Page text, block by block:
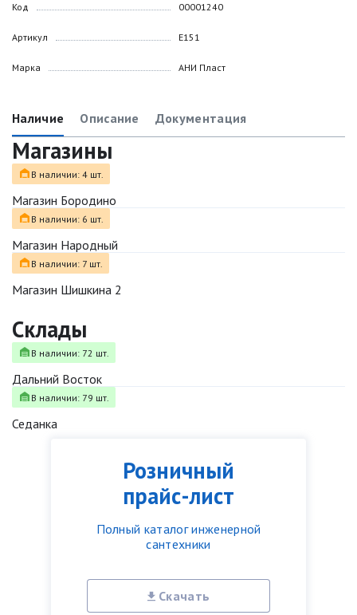
Розничный
прайс-лист
Полный каталог инженерной
сантехники
Скачать
Код
Артикул
Марка
00001240
E151
АНИ Пласт
Наличие Описание Документация
Магазины
В наличии: 4 шт.
Магазин Бородино
В наличии: 6 шт.
Магазин Народный
В наличии: 7 шт.
Магазин Шишкина 2
Склады
В наличии: 72 шт.
Дальний Восток
В наличии: 79 шт.
Седанка